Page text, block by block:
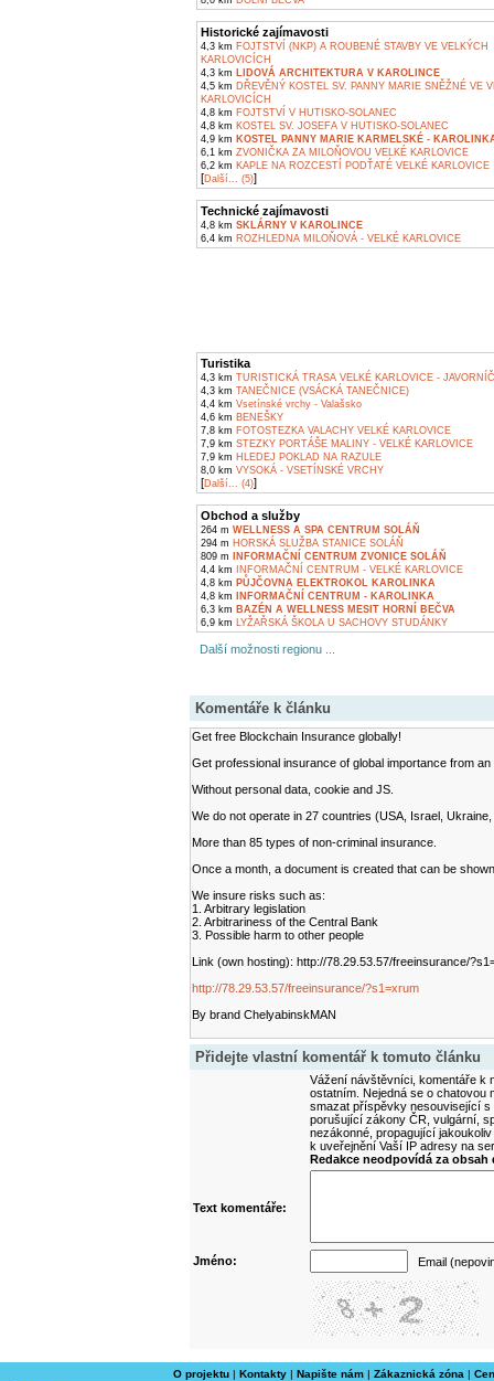
Historické zajímavosti
4,3 km FOJTSTVÍ (NKP) A ROUBENÉ STAVBY VE VELKÝCH
KARLOVICÍCH
4,3 km LIDOVÁ ARCHITEKTURA V KAROLINCE
4,5 km DŘEVĚNÝ KOSTEL SV. PANNY MARIE SNĚŽNÉ VE
KARLOVICÍCH
4,8 km FOJTSTVÍ V HUTISKO-SOLANEC
4,8 km KOSTEL SV. JOSEFA V HUTISKO-SOLANEC
4,9 km KOSTEL PANNY MARIE KARMELSKÉ -
6,1 km ZVONIČKA ZA MILOŇOVOU VELKÉ KARLOVICE
6,2 km KAPLE NA ROZCESTÍ PODŤATÉ VELKÉ KARLOVICE
[Další... (5)]
Technické zajímavosti
4,8 km SKLÁRNY V KAROLINCE
6,4 km ROZHLEDNA MILOŇOVÁ - VELKÉ KARLOVICE
Turistika
4,3 km TURISTICKÁ TRASA VELKÉ KARLOVICE -
4,3 km TANEČNICE (VSÁCKÁ TANEČNICE)
4,4 km Vsetínské vrchy - Valašsko
4,6 km BENEŠKY
7,8 km FOTOSTEZKA VALACHY VELKÉ KARLOVICE
7,9 km STEZKY PORTÁŠE MALINY - VELKÉ KARLOVICE
7,9 km HLEDEJ POKLAD NA RAZULE
8,0 km VYSOKÁ - VSETÍNSKÉ VRCHY
[Další... (4)]
Obchod a služby
264 m WELLNESS A SPA CENTRUM SOLÁŇ
294 m HORSKÁ SLUŽBA STANICE SOLÁŇ
809 m
INFORMAČNÍ CENTRUM ZVONICE SOLÁŇ
4,4 km INFORMAČNÍ CENTRUM - VELKÉ KARLOVICE
4,8 km PŮJČOVNA ELEKTROKOL KAROLINKA
4,8 km
INFORMAČNÍ CENTRUM - KAROLINKA
6,3 km BAZÉN A WELLNESS MESIT HORNÍ BEČVA
6,9 km LYŽAŘSKÁ ŠKOLA U SACHOVY STUDÁNKY
Další možnosti regionu ...
Komentáře k článku
Get free Blockchain Insurance globally!
Get professional insurance of global importance from
Without personal data, cookie and JS.
We do not operate in 27 countries (USA, Israel,
More than 85 types of non-criminal insurance.
Once a month, a document is created that can be
We insure risks such as:
1. Arbitrary legislation
2. Arbitrariness of the Central Bank
3. Possible harm to other people
Link (own hosting): http://78.29.53.57/freeinsurance/
http://78.29.53.57/freeinsurance/?s1=xrum
By brand ChelyabinskMAN
Přidejte vlastní komentář k tomuto článku
Vážení návštěvníci, komentáře k
ostatním. Nejedná se o
smazat příspěvky nesouvisející
porušující zákony ČR, vulgární,
nezákonné, propagující
k uveřejnění Vaší IP adresy na
Redakce neodpovídá za
Text komentáře:
Jméno: Email
O projektu| Kontakty| Napište nám| Zákaznická zóna |